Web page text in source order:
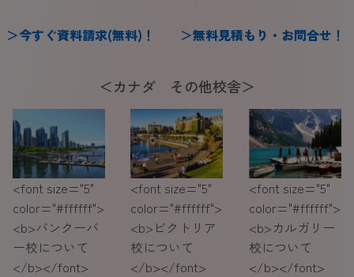
＞今すぐ資料請求(無料) ！ ＞無料見積もり・お問合せ ！
＜カナダ その他校舎＞
<font size="5"
color="#ffffff">
<b>バンクーバ
ー校について
</b></font>
<font size="5"
color="#ffffff">
<b>ビクトリア
校について
</b></font>
<font size="5"
color="#ffffff">
<b>カルガリー
校について
</b></font>